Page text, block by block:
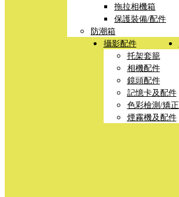
拖拉相機箱
保護裝備/配件
防潮箱
攝影配件
托架套籠
相機配件
鏡頭配件
記憶卡及配件
色彩檢測/矯正
煙霧機及配件